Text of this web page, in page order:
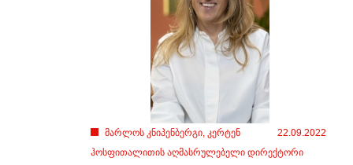
22.09.2022
მარლოს კნიპენბერგი, კერტენ
ჰოსფითალითის აღმასრულებელი დირექტორი